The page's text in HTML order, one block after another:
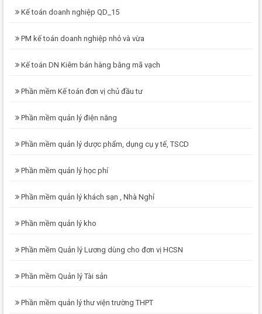
Kế toán doanh nghiệp QD_15
PM kế toán doanh nghiệp nhỏ và vừa
Kế toán DN Kiêm bán hàng bằng mã vạch
Phần mềm Kế toán đơn vị chủ đầu tư
Phần mềm quản lý điện năng
Phần mềm quản lý dược phẩm, dụng cụ y tế, TSCD
Phần mềm quản lý học phí
Phần mềm quản lý khách sạn , Nhà Nghỉ
Phần mềm quản lý kho
Phần mềm Quản lý Lương dùng cho đơn vị HCSN
Phần mềm Quản lý Tài sản
Phần mềm quản lý thư viện trường THPT